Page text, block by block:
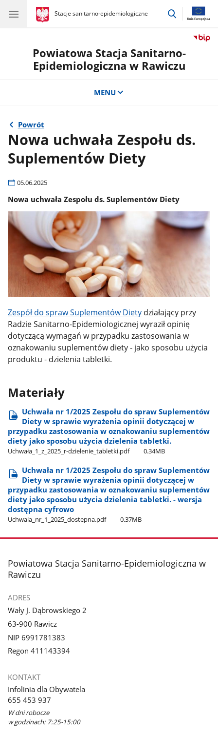
gov.pl
Stacje sanitarno-epidemiologiczne
gov.pl
Stacje
przejdź
Powiatowa Stacja Sanitarno-
Epidemiologiczna w Rawiczu
MENU
Powrót
Nowa uchwała Zespołu ds.
Suplementów Diety
05.06.2025
Nowa uchwała Zespołu ds. Suplementów Diety
Zespół do spraw Suplementów Diety działający przy
Radzie Sanitarno-Epidemiologicznej wyraził opinię
dotyczącą wymagań w przypadku zastosowania w
oznakowaniu suplementów diety - jako sposobu użycia
produktu - dzielenia tabletki.
Materiały
Uchwała nr 1/2025 Zespołu do spraw Suplementów
Diety w sprawie wyrażenia opinii dotyczącej w
przypadku zastosowania w oznakowaniu suplementów
diety jako sposobu użycia dzielenia tabletki.
Uchwała​_1​_z​_2025​_r-dzielenie​_tabletki.pdf 0.34MB
Uchwała nr 1/2025 Zespołu do spraw Suplementów
Diety w sprawie wyrażenia opinii dotyczącej w
przypadku zastosowania w oznakowaniu suplementów
diety jako sposobu użycia dzielenia tabletki. - wersja
dostępna cyfrowo
Uchwala​_nr​_1​_2025​_dostepna.pdf 0.37MB
stopka
Powiatowa Stacja Sanitarno-Epidemiologiczna w
Rawiczu
ADRES
Wały J. Dąbrowskiego 2
63-900 Rawicz
NIP 6991781383
Regon 411143394
KONTAKT
Infolinia dla Obywatela
655 453 937
W dni robocze
w godzinach: 7:25-15:00